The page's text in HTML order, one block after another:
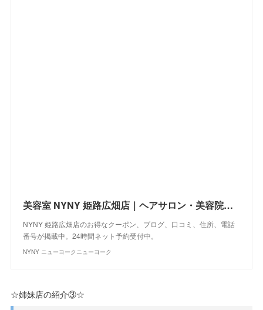
美容室 NYNY 姫路広畑店｜ヘアサロン・美容院｜ニューヨークニューヨーク
NYNY 姫路広畑店のお得なクーポン、ブログ、口コミ、住所、電話
番号が掲載中。24時間ネット予約受付中。
NYNY ニューヨークニューヨーク
☆姉妹店の紹介③☆